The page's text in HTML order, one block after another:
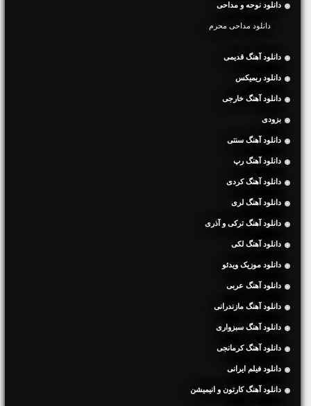
دانلود نوحه و مداحی
دانلود مداحی محرم
دانلود آهنگ قدیمی
دانلود ریمیکس
دانلود آهنگ خارجی
بزودی
دانلود آهنگ سنتی
دانلود آهنگ رپ
دانلود آهنگ کردی
دانلود آهنگ لری
دانلود آهنگ ترکی و آذری
دانلود آهنگ لکی
دانلود موزیک ویدئو
دانلود آهنگ عربی
دانلود آهنگ مازندرانی
دانلود آهنگ سبزواری
دانلود آهنگ کرمانجی
دانلود فیلم ایرانی
دانلود آهنگ کارتون و انیمیشن